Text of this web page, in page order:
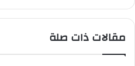
التفكير
مقالات ذات صلة